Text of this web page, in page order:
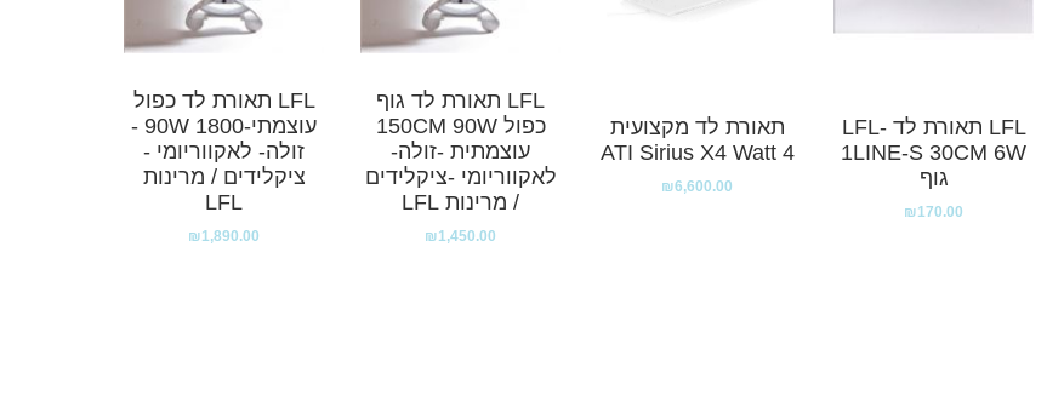
LFL תאורת לד LFL-
1LINE-S 30CM 6W
גוף
₪170.00
תאורת לד מקצועית
ATI Sirius X4 Watt 4
₪6,600.00
LFL תאורת לד גוף
כפול 150CM 90W
עוצמתית -זולה-
לאקווריומי -ציקלידים
/ מרינות LFL
₪1,450.00
LFL תאורת לד כפול
עוצמתי-1800 90W -
זולה- לאקווריומי -
ציקלידים / מרינות
LFL
₪1,890.00